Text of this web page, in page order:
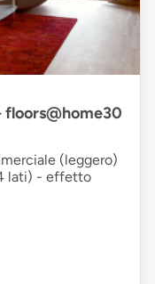
floors@home30
(leggero)
lati) - effetto